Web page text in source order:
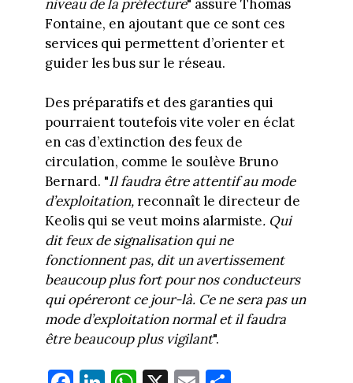
niveau de la préfecture" assure Thomas
Fontaine, en ajoutant que ce sont ces
services qui permettent d’orienter et
guider les bus sur le réseau.
Des préparatifs et des garanties qui
pourraient toutefois vite voler en éclat
en cas d’extinction des feux de
circulation, comme le soulève Bruno
Bernard. "Il faudra être attentif au mode
d’exploitation,reconnaît le directeur de
Keolis qui se veut moins alarmiste. Qui
dit feux de signalisation qui ne
fonctionnent pas, dit un avertissement
beaucoup plus fort pour nos conducteurs
qui opéreront ce jour-là. Ce ne sera pas un
mode d’exploitation normal et il faudra
être beaucoup plus vigilant".